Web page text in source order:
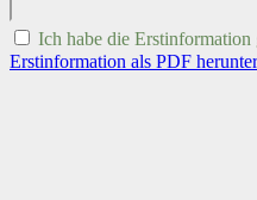
Ich habe die Erstinformation
Erstinformation als PDF